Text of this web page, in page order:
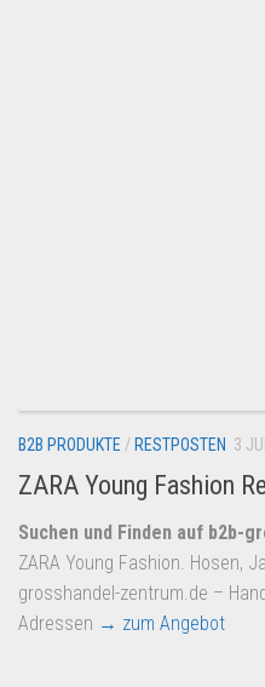
B2B PRODUKTE/ RESTPOSTEN 3
ZARA Young Fashion
Suchen und Finden auf b2b-
ZARA Young Fashion. Hosen,
grosshandel-zentrum.de –
Adressen → zum Angebot